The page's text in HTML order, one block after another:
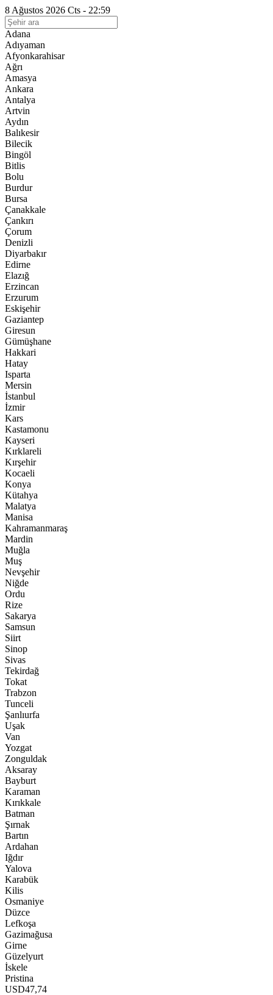
8 Ağustos 2026 Cts - 22:59
Adana
Adıyaman
Afyonkarahisar
Ağrı
Amasya
Ankara
Antalya
Artvin
Aydın
Balıkesir
Bilecik
Bingöl
Bitlis
Bolu
Burdur
Bursa
Çanakkale
Çankırı
Çorum
Denizli
Diyarbakır
Edirne
Elazığ
Erzincan
Erzurum
Eskişehir
Gaziantep
Giresun
Gümüşhane
Hakkari
Hatay
Isparta
Mersin
İstanbul
İzmir
Kars
Kastamonu
Kayseri
Kırklareli
Kırşehir
Kocaeli
Konya
Kütahya
Malatya
Manisa
Kahramanmaraş
Mardin
Muğla
Muş
Nevşehir
Niğde
Ordu
Rize
Sakarya
Samsun
Siirt
Sinop
Sivas
Tekirdağ
Tokat
Trabzon
Tunceli
Şanlıurfa
Uşak
Van
Yozgat
Zonguldak
Aksaray
Bayburt
Karaman
Kırıkkale
Batman
Şırnak
Bartın
Ardahan
Iğdır
Yalova
Karabük
Kilis
Osmaniye
Düzce
Lefkoşa
Gazimağusa
Girne
Güzelyurt
İskele
Pristina
USD47,74